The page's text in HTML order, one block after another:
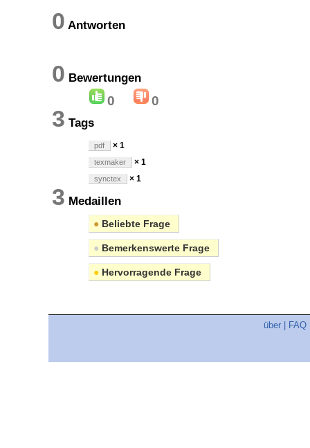
0 Antworten
0 Bewertungen
0 0
3 Tags
pdf × 1
texmaker × 1
synctex × 1
3 Medaillen
● Beliebte Frage
● Bemerkenswerte Frage
● Hervorragende Frage
über FAQ